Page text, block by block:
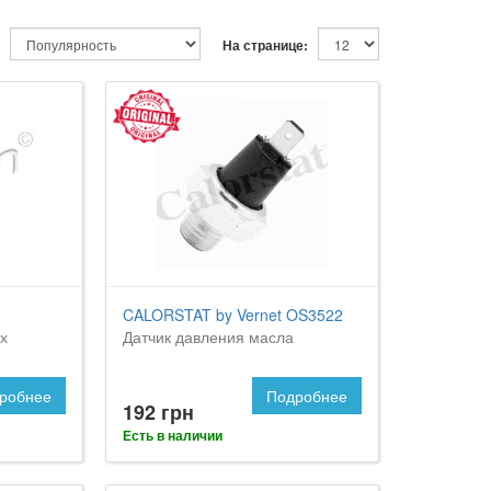
На странице:
CALORSTAT by Vernet OS3522
Датчик давления масла
192 грн
Есть в наличии
Подробнее